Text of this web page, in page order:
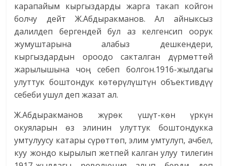
карапайым кыргыздарды жарга такап койгон
болчу дейт Ж.Абдыракманов. Ал айныксыз
далилдеп бергендей бул аз келгенсип оорук
жумуштарына алабыз дешкендери,
кыргыздардын ороодо сакталган дүрмөттөй
жарылышына чоң себеп болгон.1916-жылдагы
улуттук боштондук көтөрүлүштүн объективдүү
себеби ушул деп жазат ал.
Ж.Абдыракманов жүрөк үшүт-көн үркүн
окуяларын өз элинин улуттук боштондукка
умтулуусу катары сүрөттөп, элим умтулуп, ачбел,
куу жондо кырылып жетпей калган улуу тилегин